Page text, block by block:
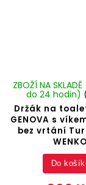
Držák na
GENOVA s
bez vrtání
WENKO
ZBOŽÍ NA
do 24 hodin)
Do